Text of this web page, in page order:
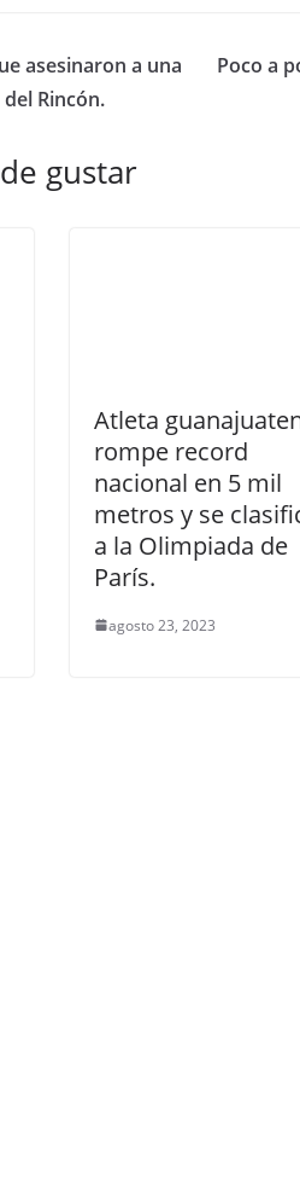
asesinaron a una
Rincón.
Poco a
gustar
Atleta
rompe record
nacional en 5 mil
metros y se
a la Olimpiada de
París.
agosto 23, 2023